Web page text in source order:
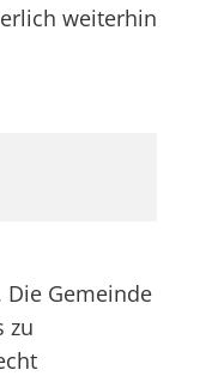
weiterhin
Gemeinde
zu